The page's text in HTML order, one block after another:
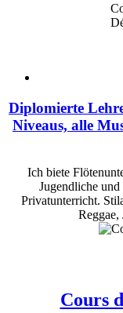
Diplomierte
Niveaus, alle
Ich biete
Jugendliche und
Privatunterricht.
Cours